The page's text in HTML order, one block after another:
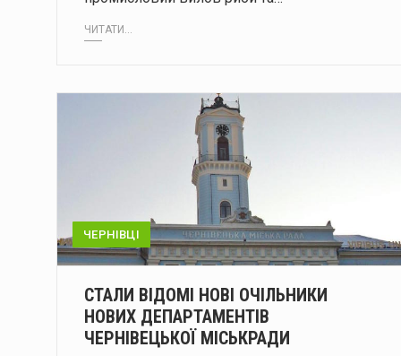
ЧИТАТИ...
ЧЕРНІВЦІ
СТАЛИ ВІДОМІ НОВІ ОЧІЛЬНИКИ
НОВИХ ДЕПАРТАМЕНТІВ
ЧЕРНІВЕЦЬКОЇ МІСЬКРАДИ